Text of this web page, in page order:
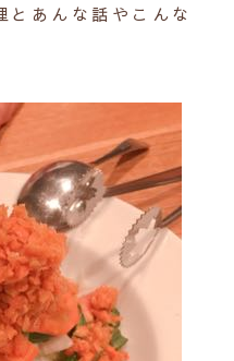
とあんな話やこんな